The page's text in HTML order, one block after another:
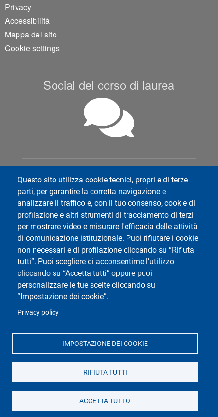
Questo sito utilizza cookie tecnici, propri e di terze
parti, per garantire la corretta navigazione e
analizzare il traffico e, con il tuo consenso, cookie di
profilazione e altri strumenti di tracciamento di terzi
per mostrare video e misurare l'efficacia delle attività
di comunicazione istituzionale. Puoi rifiutare i cookie
non necessari e di profilazione cliccando su “Rifiuta
tutti”. Puoi scegliere di acconsentirne l’utilizzo
cliccando su “Accetta tutti” oppure puoi
personalizzare le tue scelte cliccando su
“Impostazione dei cookie”.
Privacy policy
IMPOSTAZIONE DEI COOKIE
RIFIUTA TUTTI
ACCETTA TUTTO
Privacy
Accessibilità
Mappa del sito
Cookie settings
Social del corso di laurea
Università di Pavia
Dipartimento di Biologia e Biotecnologie "L.
Spallanzani"
Via Adolfo Ferrata, 9, 27100 Pavia PV
Social di Ateneo